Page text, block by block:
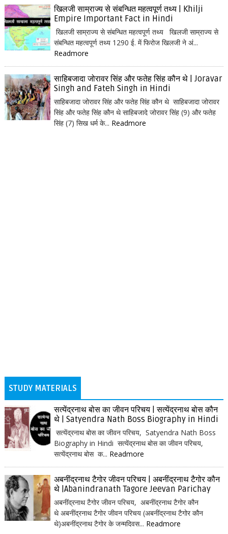
खिलजी साम्राज्य से संबन्धित महत्वपूर्ण तथ्य | Khilji
Empire Important Fact in Hindi
खिलजी साम्राज्य से संबन्धित महत्वपूर्ण तथ्य खिलजी साम्राज्य से
संबन्धित महत्वपूर्ण तथ्य 1290 ई. में फिरोज खिलजी ने अं...
Readmore
साहिबजादा जोरावर सिंह और फतेह सिंह कौन थे | Joravar
Singh and Fateh Singh in Hindi
साहिबजादा जोरावर सिंह और फतेह सिंह कौन थे साहिबजादा जोरावर
सिंह और फतेह सिंह कौन थे साहिबजादे जोरावर सिंह (9) और फतेह
सिंह (7) सिख धर्म के... Readmore
STUDY MATERIALS
सत्येंद्रनाथ बोस का जीवन परिचय | सत्येंद्रनाथ बोस कौन
थे | Satyendra Nath Boss Biography in Hindi
सत्येंद्रनाथ बोस का जीवन परिचय, Satyendra Nath Boss
Biography in Hindi सत्येंद्रनाथ बोस का जीवन परिचय,
सत्येंद्रनाथ बोस क... Readmore
अबनींद्रनाथ टैगोर जीवन परिचय | अबनींद्रनाथ टैगोर कौन
थे |Abanindranath Tagore Jeevan Parichay
अबनींद्रनाथ टैगोर जीवन परिचय, अबनींद्रनाथ टैगोर कौन
थे अबनींद्रनाथ टैगोर जीवन परिचय (अबनींद्रनाथ टैगोर कौन
थे)अबनींद्रनाथ टैगोर के जन्मदिवस... Readmore